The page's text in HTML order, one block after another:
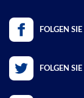
FOLGEN
FOLGEN